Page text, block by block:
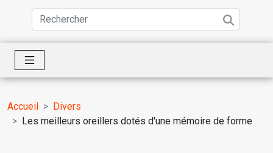
Accueil
Divers
Les meilleurs oreillers dotés d'une mémoire de forme